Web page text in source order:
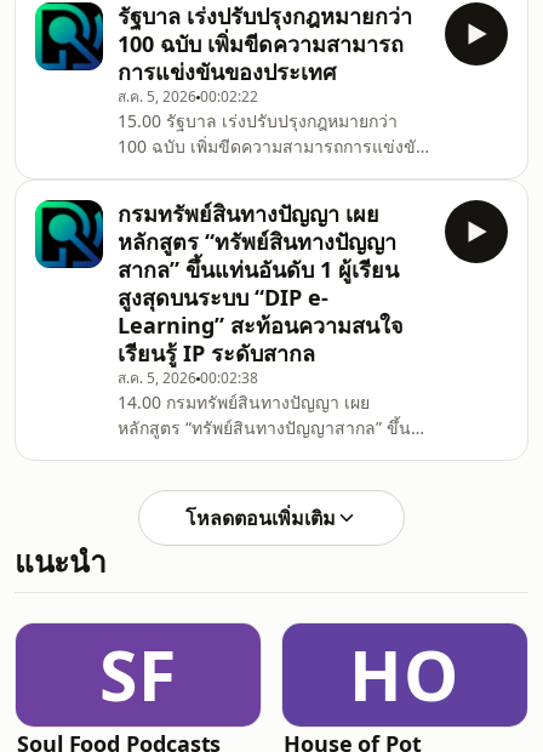
ชิงชัย 8 ส.ค.นี้
รัฐบาล เร่งปรับปรุงกฎหมายกว่า
100 ฉบับ เพิ่มขีดความสามารถ
การแข่งขันของประเทศ
ส.ค. 5, 202600:02:22
15.00 รัฐบาล เร่งปรับปรุงกฎหมายกว่า
100 ฉบับ เพิ่มขีดความสามารถการแข่งขัน
กรมทรัพย์สินทางปัญญา เผย
หลักสูตร “ทรัพย์สินทางปัญญา
สากล” ขึ้นแท่นอันดับ 1 ผู้เรียน
สูงสุดบนระบบ “DIP e-
Learning” สะท้อนความสนใจ
เรียนรู้ IP ระดับสากล
ส.ค. 5, 202600:02:38
14.00 กรมทรัพย์สินทางปัญญา เผย
หลักสูตร “ทรัพย์สินทางปัญญาสากล” ขึ้น
ระดับสากล
โหลดตอนเพิ่มเติม
แนะนำ
SF
Soul Food Podcasts
HO
House of Pot